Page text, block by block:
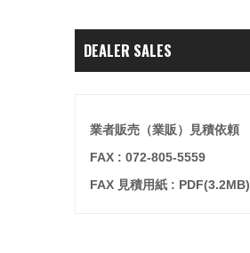
DEALER SALES
業者販売（業販）見積依頼
FAX : 072-805-5559
FAX 見積用紙 : PDF(3.2MB)